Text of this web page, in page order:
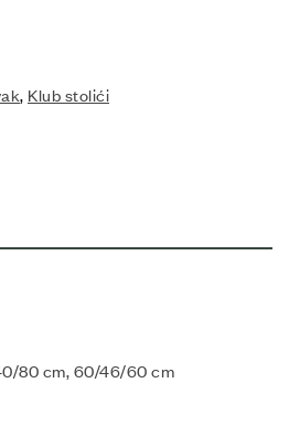
, Klub stolići
80 cm, 60/46/60 cm